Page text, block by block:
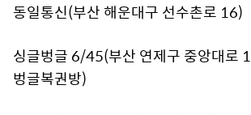
동일통신(부산 해운대구 선수촌로 16)
싱글벙글 6/45(부산 연제구 중앙대로
벙글복권방)